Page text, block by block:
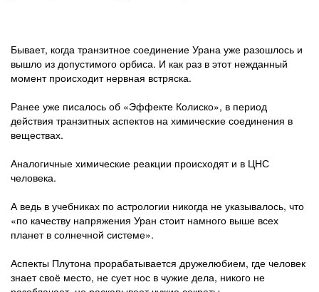
Бывает, когда транзитное соединение Урана уже разошлось и
вышло из допустимого орбиса. И как раз в этот нежданный
момент происходит нервная встряска.
Ранее уже писалось об «Эффекте Колиско», в период
действия транзитных аспектов на химические соединения в
веществах.
Аналогичные химические реакции происходят и в ЦНС
человека.
А ведь в учебниках по астрологии никогда не указывалось, что
«по качеству напряжения Уран стоит намного выше всех
планет в солнечной системе».
Аспекты Плутона прорабатывается дружелюбием, где человек
знает своё место, не сует нос в чужие дела, никого не